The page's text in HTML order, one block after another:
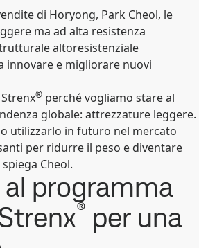
di Horyong, Park Cheol, le
ma ad alta resistenza
altoresistenziale
innovare e migliorare nuovi
® perché vogliamo stare al
globale: attrezzature leggere.
utilizzarlo in futuro nel mercato
per ridurre il peso e diventare
Cheol.
programma
® per una